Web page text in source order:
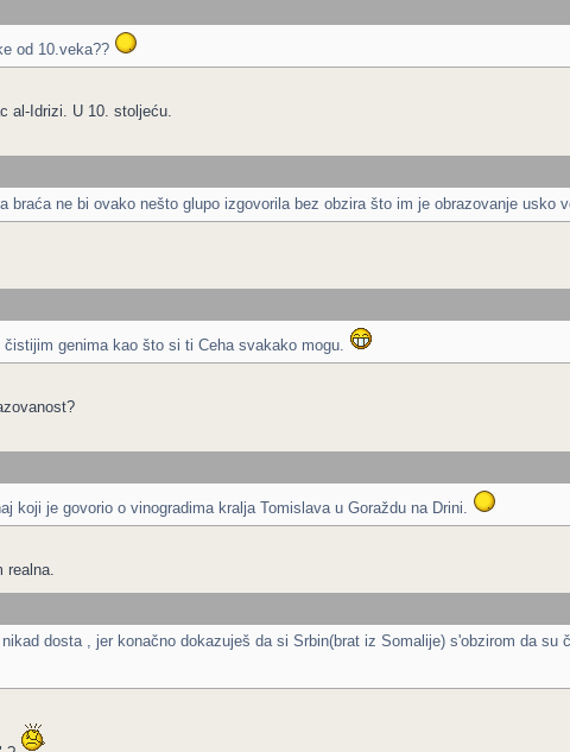
od 10.veka??
al-Idrizi. U 10. stoljeću.
braća ne bi ovako nešto glupo izgovorila bez obzira što im je obrazovanje usko
genima kao što si ti Ceha svakako mogu.
koji je govorio o vinogradima kralja Tomislava u Goraždu na Drini.
realna.
dosta , jer konačno dokazuješ da si Srbin(brat iz Somalije) s'obzirom da su